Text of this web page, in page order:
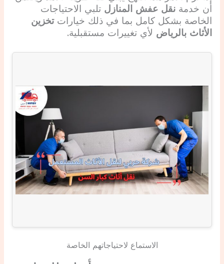
أن خدمة نقل عفش المنازل تلبي الاحتياجات
الخاصة بشكل كامل بما في ذلك خياراتتخزين
الأثاث بالرياض لأي تغييرات مستقبلية.
الاستماع لاحتياجاتهم الخاصة